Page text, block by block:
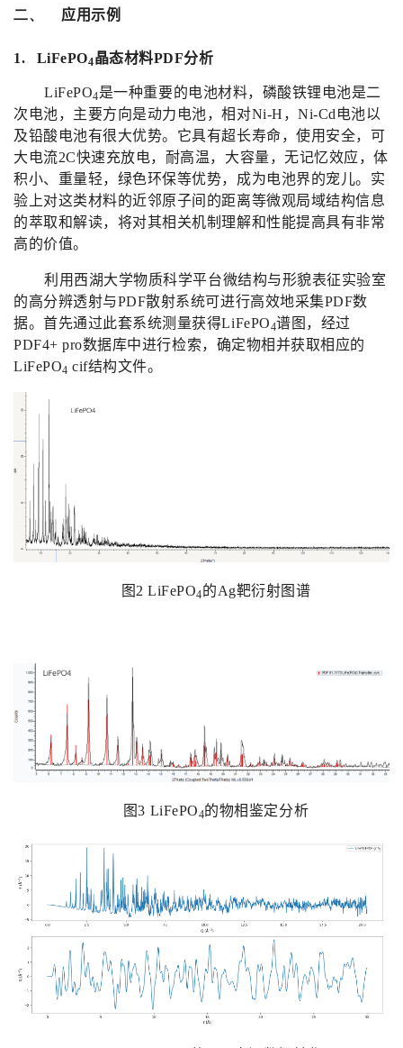
二、 应用示例
1. LiFePO4晶态材料PDF分析
LiFePO4是一种重要的电池材料，磷酸铁锂电池是二
次电池，主要方向是动力电池，相对Ni-H ，Ni-Cd 电池以
及铅酸电池有很大优势。它具有超长寿命，使用安全，可
大电流2C快速充放电，耐高温，大容量，无记忆效应，体
积小、重量轻，绿色环保等优势，成为电池界的宠儿。实
验上对这类材料的近邻原子间的距离等微观局域结构信息
的萃取和解读，将对其相关机制理解和性能提高具有非常
高的价值。
利用西湖大学物质科学平台微结构与形貌表征实验室
的高分辨透射与PDF散射系统可进行高效地采集PDF数
据。首先通过此套系统测量获得LiFePO4谱图，经过
PDF4+ pro数据库中进行检索，确定物相并获取相应的
LiFePO4 cif结构文件。
图 2 LiFePO4的Ag靶衍射图谱
图3 LiFePO4的物相鉴定分析